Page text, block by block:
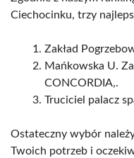
Ciechocinku, trzy
Zakład
Mańkowska U.
CONCORDIA,.
Truciciel palacz
Ostateczny wybór
Twoich potrzeb i